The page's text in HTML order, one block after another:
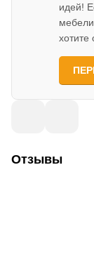
идей!
хотите
Отзывы